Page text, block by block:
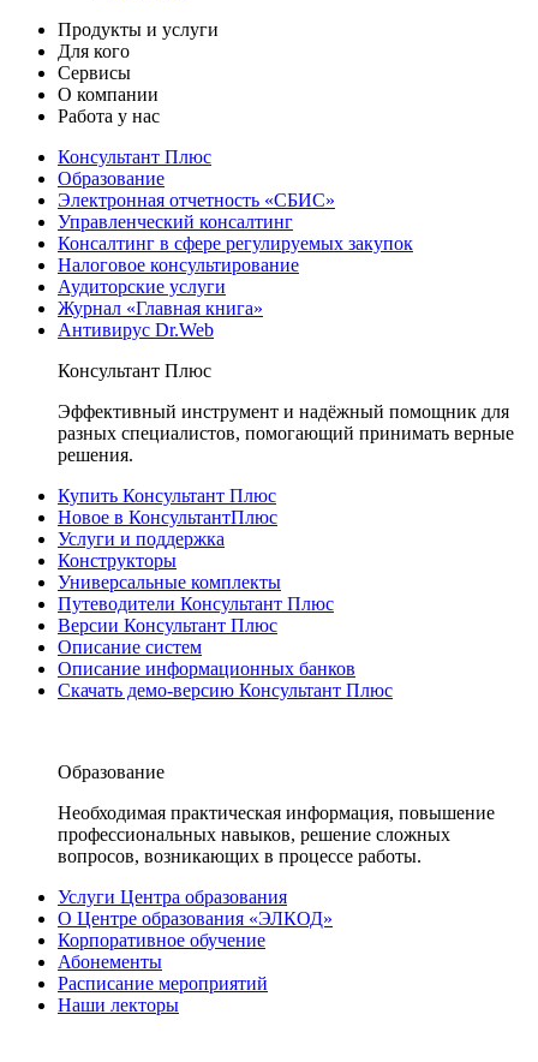
Продукты и услуги
Для кого
Сервисы
О компании
Работа у нас
Консультант Плюс
Образование
Электронная отчетность «СБИС»
Управленческий консалтинг
Консалтинг в сфере регулируемых закупок
Налоговое консультирование
Аудиторские услуги
Журнал «Главная книга»
Антивирус Dr.Web
Консультант Плюс
Эффективный инструмент и надёжный помощник для
разных специалистов, помогающий принимать верные
решения.
Купить Консультант Плюс
Новое в КонсультантПлюс
Услуги и поддержка
Конструкторы
Универсальные комплекты
Путеводители Консультант Плюс
Версии Консультант Плюс
Описание систем
Описание информационных банков
Скачать демо-версию Консультант Плюс
Образование
Необходимая практическая информация, повышение
профессиональных навыков, решение сложных
вопросов, возникающих в процессе работы.
Услуги Центра образования
О Центре образования «ЭЛКОД»
Корпоративное обучение
Абонементы
Расписание мероприятий
Наши лекторы